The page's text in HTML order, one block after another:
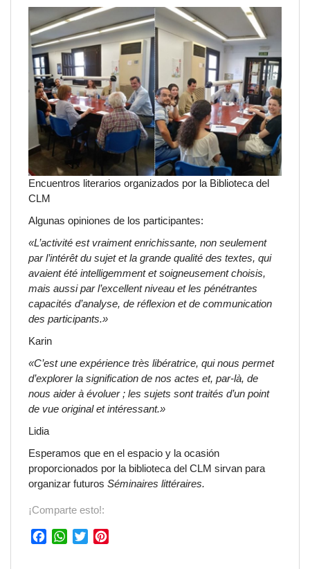
Encuentros literarios organizados por la Biblioteca del
CLM
Algunas opiniones de los participantes:
«L’activité est vraiment enrichissante, non seulement
par l’intérêt du sujet et la grande qualité des textes, qui
avaient été intelligemment et soigneusement choisis,
mais aussi par l’excellent niveau et les pénétrantes
capacités d’analyse, de réflexion et de communication
des participants.»
Karin
«C’est une expérience très libératrice, qui nous permet
d’explorer la signification de nos actes et, par-là, de
nous aider à évoluer ; les sujets sont traités d’un point
de vue original et intéressant.»
Lidia
Esperamos que en el espacio y la ocasión
proporcionados por la biblioteca del CLM sirvan para
organizar futuros Séminaires littéraires.
¡Comparte esto!:
W